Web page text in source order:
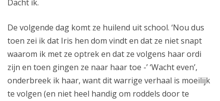
Dacht ik.
De volgende dag komt ze huilend uit school. ‘Nou dus
toen zei ik dat Iris hen dom vindt en dat ze niet snapt
waarom ik met ze optrek en dat ze volgens haar ordi
zijn en toen gingen ze naar haar toe -’ ‘Wacht even’,
onderbreek ik haar, want dit warrige verhaal is moeilijk
te volgen (en niet heel handig om roddels door te